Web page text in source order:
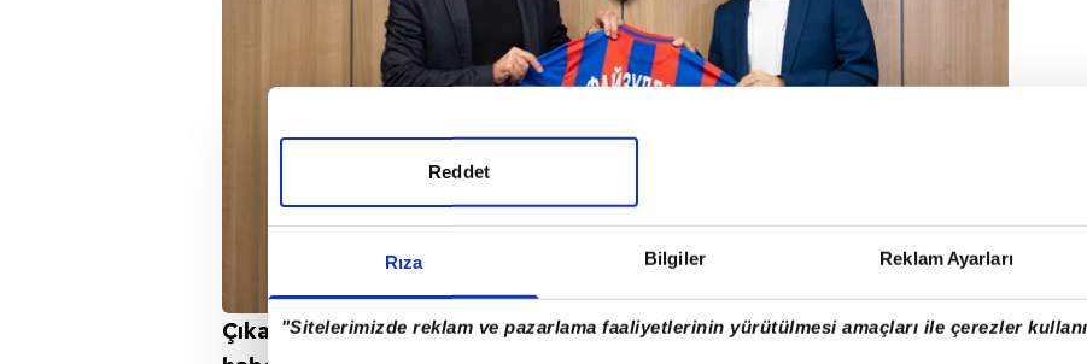
Rıza Bilgiler Reklam Ayarları
"Sitelerimizde reklam ve pazarlama faaliyetlerinin yürütülmesi amaçları ile çerezler
Reddet
Çıkan bu iddiaların ardından Hürriyet'te ve dış basında yer alan